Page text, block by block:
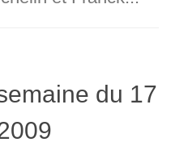
du 17